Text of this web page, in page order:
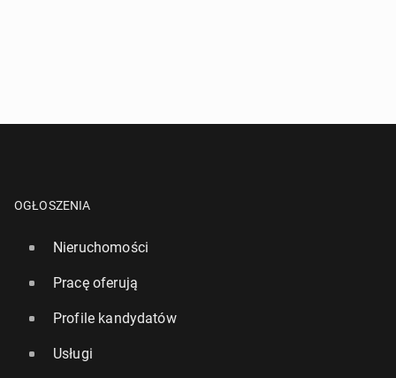
OGŁOSZENIA
Nieruchomości
Pracę oferują
Profile kandydatów
Usługi